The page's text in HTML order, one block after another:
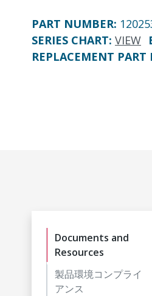
PART NUMBER:
SERIES CHART: VIEW
REPLACEMENT PART
Documents and
Resources
製品環境コンプライ
アンス